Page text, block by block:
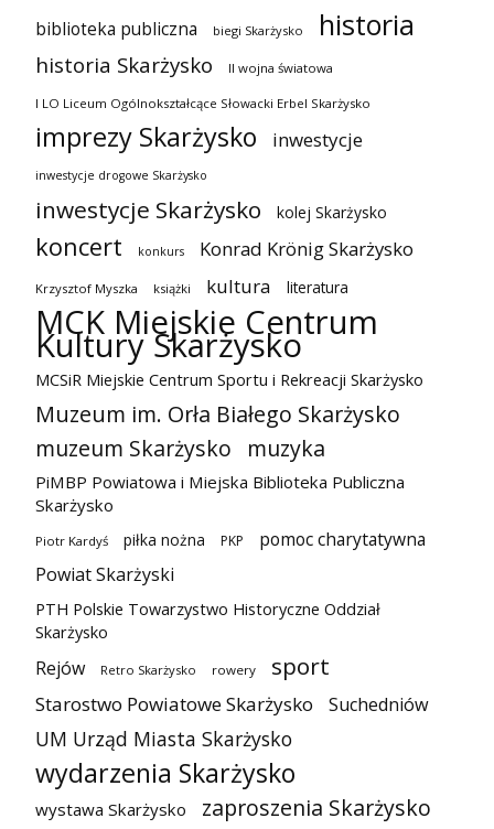
biblioteka publiczna
biegi Skarżysko historia
historia Skarżysko II wojna światowa
I LO Liceum Ogólnokształcące Słowacki Erbel Skarżysko
imprezy Skarżysko inwestycje
inwestycje drogowe Skarżysko
inwestycje Skarżysko kolej Skarżysko
koncert konkurs Konrad Krönig Skarżysko
Krzysztof Myszka książki kultura literatura
MCK Miejskie Centrum
Kultury Skarżysko
MCSiR Miejskie Centrum Sportu i Rekreacji Skarżysko
Muzeum im. Orła Białego Skarżysko
muzeum Skarżysko
muzyka
PiMBP Powiatowa i Miejska Biblioteka Publiczna
Skarżysko
Piotr Kardyś piłka nożna PKP
pomoc charytatywna
Powiat Skarżyski
PTH Polskie Towarzystwo Historyczne Oddział
Skarżysko
Rejów Retro Skarżysko rowery sport
Starostwo Powiatowe Skarżysko Suchedniów
UM Urząd Miasta Skarżysko
wydarzenia Skarżysko
wystawa Skarżysko zaproszenia Skarżysko